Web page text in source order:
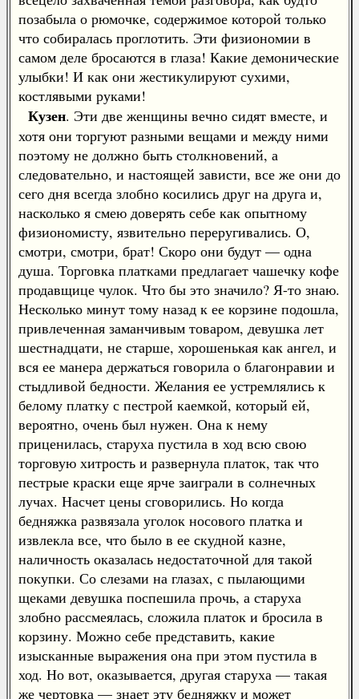
позабыла о рюмочке, содержимое которой только
что собиралась проглотить. Эти физиономии в
самом деле бросаются в глаза! Какие демонические
улыбки! И как они жестикулируют сухими,
костлявыми руками!
Кузен. Эти две женщины вечно сидят вместе, и
хотя они торгуют разными вещами и между ними
поэтому не должно быть столкновений, а
следовательно, и настоящей зависти, все же они до
сего дня всегда злобно косились друг на друга и,
насколько я смею доверять себе как опытному
физиономисту, язвительно переругивались. О,
смотри, смотри, брат! Скоро они будут — одна
душа. Торговка платками предлагает чашечку кофе
продавщице чулок. Что бы это значило? Я-то знаю.
Несколько минут тому назад к ее корзине подошла,
привлеченная заманчивым товаром, девушка лет
шестнадцати, не старше, хорошенькая как ангел, и
вся ее манера держаться говорила о благонравии и
стыдливой бедности. Желания ее устремлялись к
белому платку с пестрой каемкой, который ей,
вероятно, очень был нужен. Она к нему
приценилась, старуха пустила в ход всю свою
торговую хитрость и развернула платок, так что
пестрые краски еще ярче заиграли в солнечных
лучах. Насчет цены сговорились. Но когда
бедняжка развязала уголок носового платка и
извлекла все, что было в ее скудной казне,
наличность оказалась недостаточной для такой
покупки. Со слезами на глазах, с пылающими
щеками девушка поспешила прочь, а старуха
злобно рассмеялась, сложила платок и бросила в
корзину. Можно себе представить, какие
изысканные выражения она при этом пустила в
ход. Но вот, оказывается, другая старуха — такая
же чертовка — знает эту бедняжку и может